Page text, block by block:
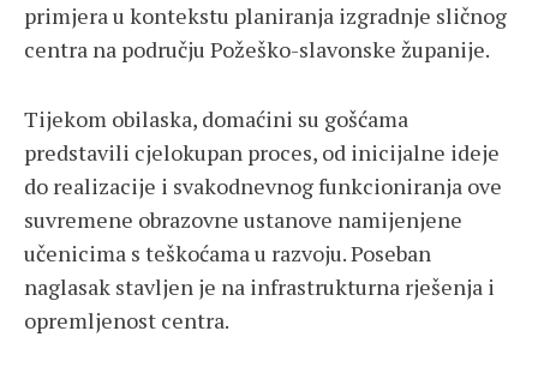
primjera u kontekstu planiranja izgradnje sličnog
centra na području Požeško-slavonske županije.
Tijekom obilaska, domaćini su gošćama
predstavili cjelokupan proces, od inicijalne ideje
do realizacije i svakodnevnog funkcioniranja ove
suvremene obrazovne ustanove namijenjene
učenicima s teškoćama u razvoju. Poseban
naglasak stavljen je na infrastrukturna rješenja i
opremljenost centra.